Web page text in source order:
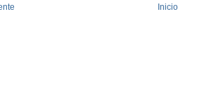
Inicio